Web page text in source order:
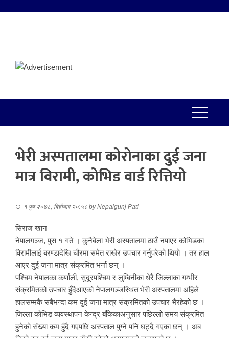
भेरी अस्पतालमा कोरोनाका दुई जना
मात्र विरामी, कोभिड वार्ड रित्तियो
१ पुष २०७८, बिहीबार २०:५८ byNepalgunj Pati
सिराज खान
नेपालगञ्ज, पुस १ गते । कुनैबेला भेरी अस्पतालमा ठाउँ नपाएर कोभिडका
विरामीलाई बरण्डादेखि चौरमा समेत राखेर उपचार गर्नुपरेको थियो । तर हाल
आएर दुई जना मात्र संक्रमित भर्ना छन् ।
पश्चिम नेपालका कर्णाली, सुदूरपश्चिम र लुम्बिनीका धेरै जिल्लाका गम्भीर
संक्रमितको उपचार हुँदैआएको नेपालगञ्जस्थित भेरी अस्पतालमा अहिले
हालसम्मकै सबैभन्दा कम दुई जना मात्र संक्रमितको उपचार भैरहेको छ ।
जिल्ला कोभिड व्यवस्थापन केन्द्र बाँकेकाअनुसार पछिल्लो समय संक्रमित
हुनेको संख्या कम हुँदै गएपछि अस्पताल पुग्ने पनि घट्दै गएका छन् । अब